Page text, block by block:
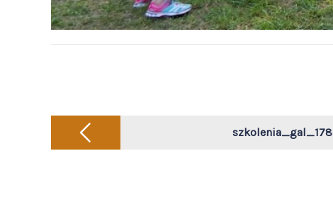
Post
navigation szkolenia_gal_178